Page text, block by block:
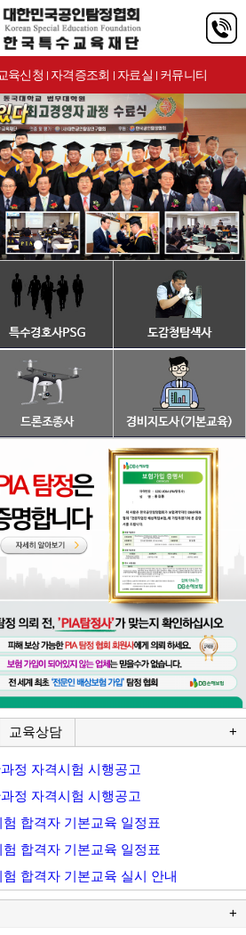
육신청 | 자격증조회 | 자료실 | 커뮤니티
교육상담 +
정 자격시험 시행공고
정 자격시험 시행공고
합격자 기본교육 일정표
합격자 기본교육 일정표
합격자 기본교육 실시 안내
+